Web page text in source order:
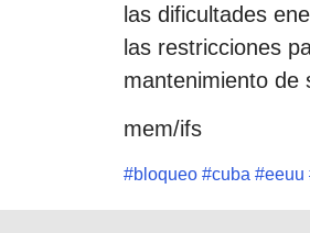
las dificultades
las restricciones
mantenimiento de
mem/ifs
#bloqueo #cuba #eeuu